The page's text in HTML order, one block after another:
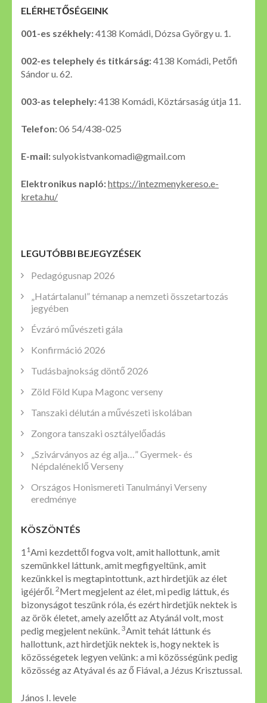
ELÉRHETŐSÉGEINK
001-es székhely:4138 Komádi, Dózsa György u. 1.
002-es telephely és titkárság:4138 Komádi, Petőfi
Sándor u. 62.
003-as telephely:4138 Komádi, Köztársaság útja 11.
Telefon:06 54/438-025
E-mail:sulyokistvankomadi@gmail.com
Elektronikus napló:https://intezmenykereso.e-
kreta.hu/
LEGUTÓBBI BEJEGYZÉSEK
Pedagógusnap 2026
„Határtalanul” témanap a nemzeti összetartozás
jegyében
Évzáró művészeti gála
Konfirmáció 2026
Tudásbajnokság döntő 2026
Zöld Föld Kupa Magonc verseny
Tanszaki délután a művészeti iskolában
Zongora tanszaki osztályelőadás
„Szivárványos az ég alja…” Gyermek- és
Népdaléneklő Verseny
Országos Honismereti Tanulmányi Verseny
eredménye
KÖSZÖNTÉS
1 1Ami kezdettől fogva volt, amit hallottunk, amit
szemünkkel láttunk, amit megfigyeltünk, amit
kezünkkel is megtapintottunk, azt hirdetjük az élet
igéjéről. 2Mert megjelent az élet, mi pedig láttuk, és
bizonyságot teszünk róla, és ezért hirdetjük nektek is
az örök életet, amely azelőtt az Atyánál volt, most
pedig megjelent nekünk. 3Amit tehát láttunk és
hallottunk, azt hirdetjük nektek is, hogy nektek is
közösségetek legyen velünk: a mi közösségünk pedig
közösség az Atyával és az ő Fiával, a Jézus Krisztussal.
János I. levele